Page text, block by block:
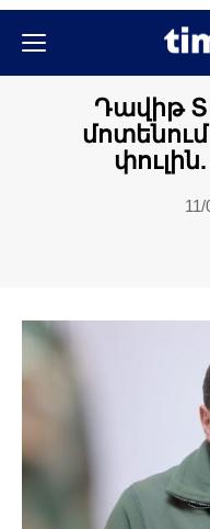
Դավիթ